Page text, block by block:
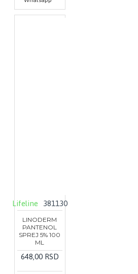
Lifeline 381130
LINODERM
PANTENOL
SPREJ 5% 100
ML
648,00 RSD